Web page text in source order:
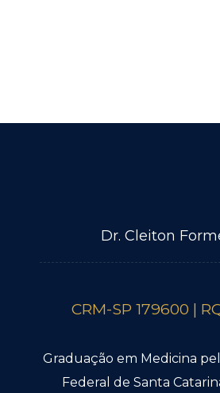
Dr. Cleiton
CRM-SP 179600 |
Graduação em Medicina
Federal de Santa